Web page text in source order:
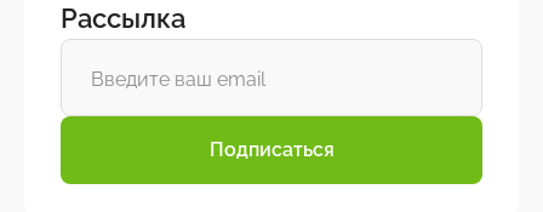
Рассылка
Подписаться